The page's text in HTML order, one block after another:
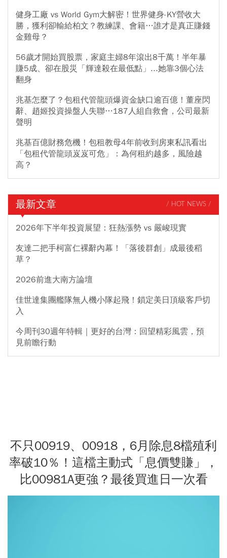
健身工廠 vs World Gym大解密！世界健身-KY營收大
勝，獲利卻輸給柏文？教練課、會籍…誰才是真正賺錢
金雞母？
56歲才開始買股票，家庭主婦8年滾出8千萬！半年暴
賺5成、卻在股災「輝達殺在最低點」...她靠3個心法
翻身
兆基怎麼了？包租代管龍頭爆資金缺口逾百億！董座閃
辭、趙姬投資操盤人失聯…187人組自救會，公司最新
聲明
兆基百億財務危機！包租教母4年前收到房東私訊看出
「包租代管龍頭岌岌可危」：為何租約越多，風險越
高？
最新文章 / HOT NEWS /
2026年下半年投資展望：狂熱漲勢 vs 嚴峻現實
友達二把手柯富仁裸辭內幕！「落後群創」成最後稻
草？
2026前進大南方論壇
佳世達集團艦隊無人機小隊起飛！鎖定美日頂級客戶切
入
今周刊30週年特輯｜更好的台灣：回望精彩風雲，預
見前瞻行動
不只00919、00918，6月除息8檔殖利
率破10％！這檔主動式「息價雙賺」，
比00981A更強？最後買進日一次看